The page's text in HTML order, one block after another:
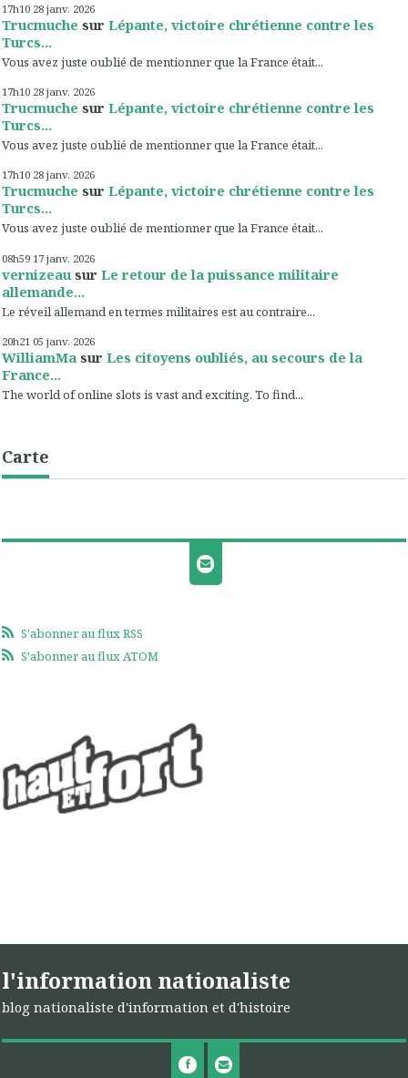
17h10 28 janv. 2026
Trucmuche sur Lépante, victoire chrétienne contre les
Turcs...
Vous avez juste oublié de mentionner que la France était...
17h10 28 janv. 2026
Trucmuche sur Lépante, victoire chrétienne contre les
Turcs...
Vous avez juste oublié de mentionner que la France était...
17h10 28 janv. 2026
Trucmuche sur Lépante, victoire chrétienne contre les
Turcs...
Vous avez juste oublié de mentionner que la France était...
08h59 17 janv. 2026
vernizeau sur Le retour de la puissance militaire
allemande...
Le réveil allemand en termes militaires est au contraire...
20h21 05 janv. 2026
WilliamMa sur Les citoyens oubliés, au secours de la
France...
The world of online slots is vast and exciting. To find...
Carte
S'abonner au flux RSS
S'abonner au flux ATOM
l'information nationaliste
blog nationaliste d'information et d'histoire